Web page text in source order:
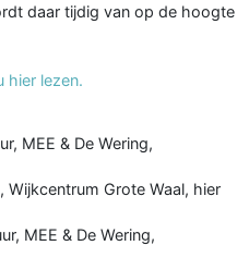
daar tijdig van op de hoogte
hier lezen.
MEE & De Wering,
Grote Waal, hier
MEE & De Wering,